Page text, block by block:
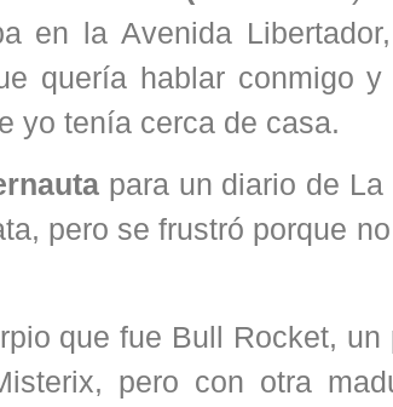
en la Avenida
quería hablar conmigo y
yo tenía cerca de casa.
para un diario de
pero se frustró porque
que fue Bull Rocket, un
pero con otra